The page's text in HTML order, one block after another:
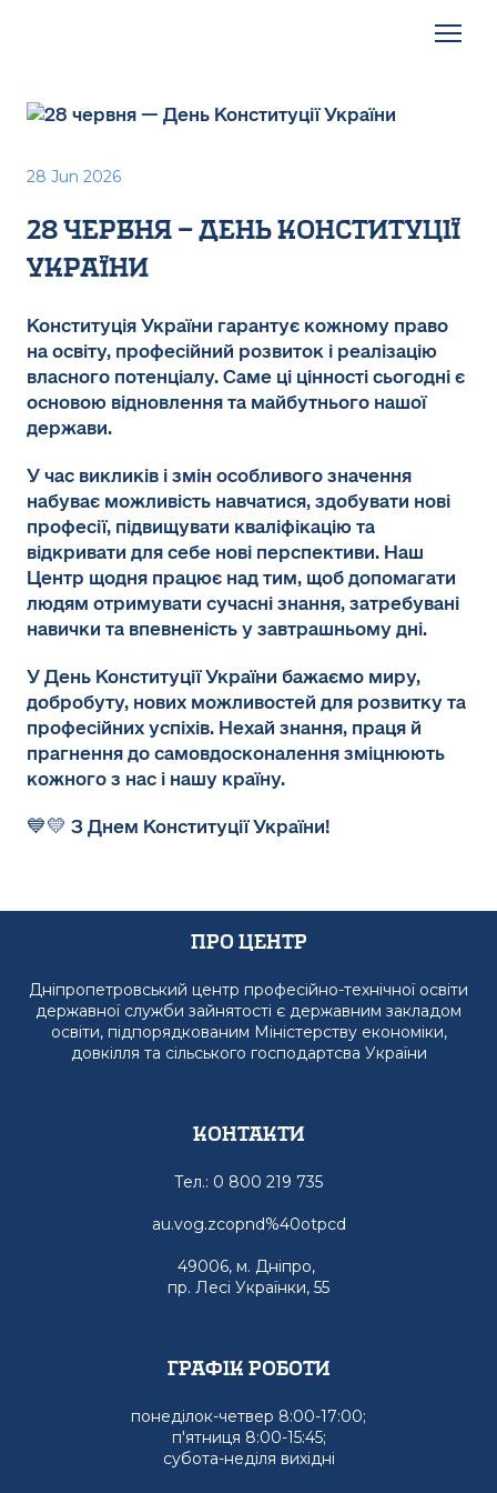
28 Jun 2026
28 червня — день конституції
україни
Конституція України гарантує кожному право
на освіту, професійний розвиток і реалізацію
власного потенціалу. Саме ці цінності сьогодні є
основою відновлення та майбутнього нашої
держави.
У час викликів і змін особливого значення
набуває можливість навчатися, здобувати нові
професії, підвищувати кваліфікацію та
відкривати для себе нові перспективи. Наш
Центр щодня працює над тим, щоб допомагати
людям отримувати сучасні знання, затребувані
навички та впевненість у завтрашньому дні.
У День Конституції України бажаємо миру,
добробуту, нових можливостей для розвитку та
професійних успіхів. Нехай знання, праця й
прагнення до самовдосконалення зміцнюють
кожного з нас і нашу країну.
💙💛 З Днем Конституції України!
Про Центр
Дніпропетровський центр професійно-технічної освіти
державної служби зайнятості є державним закладом
освіти, підпорядкованим Міністерству економіки,
довкілля та сільського господартсва України
Контакти
Тел.: 0 800 219 735
au.vog.zcopnd%40otpcd
49006, м. Дніпро,
пр. Лесі Українки, 55
графік роботи
понеділок-четвер 8:00-17:00;
п'ятниця 8:00-15:45;
субота-неділя вихідні